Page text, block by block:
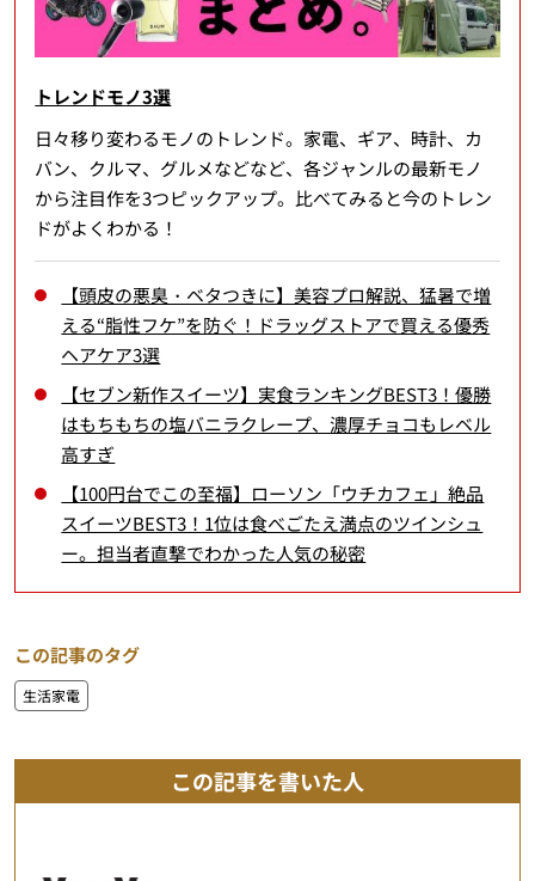
トレンドモノ3選
日々移り変わるモノのトレンド。家電、ギア、時計、カ
バン、クルマ、グルメなどなど、各ジャンルの最新モノ
から注目作を3つピックアップ。比べてみると今のトレン
ドがよくわかる！
【頭皮の悪臭・ベタつきに】美容プロ解説、猛暑で増
える“脂性フケ”を防ぐ！ドラッグストアで買える優秀
ヘアケア3選
【セブン新作スイーツ】実食ランキングBEST3！優勝
はもちもちの塩バニラクレープ、濃厚チョコもレベル
高すぎ
【100円台でこの至福】ローソン「ウチカフェ」絶品
スイーツBEST3！1位は食べごたえ満点のツインシュ
ー。担当者直撃でわかった人気の秘密
この記事のタグ
生活家電
この記事を書いた人